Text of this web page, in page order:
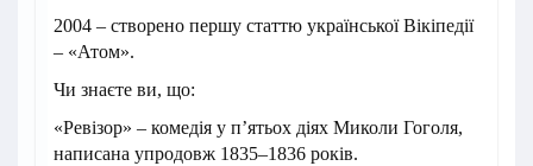
2004 – створено першу статтю української Вікіпедії
– «Атом».
Чи знаєте ви, що:
«Ревізор» – комедія у п’ятьох діях Миколи Гоголя,
написана упродовж 1835–1836 років.